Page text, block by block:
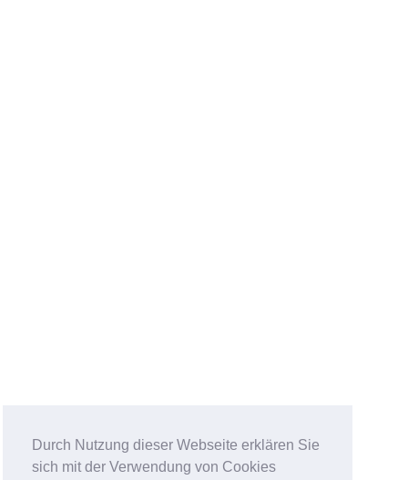
Durch Nutzung dieser Webseite erklären Sie
sich mit der Verwendung von Cookies